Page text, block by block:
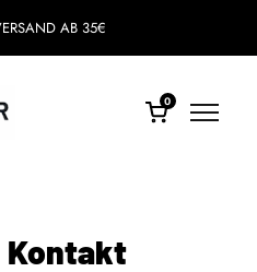
AB 35€
0
Kontakt